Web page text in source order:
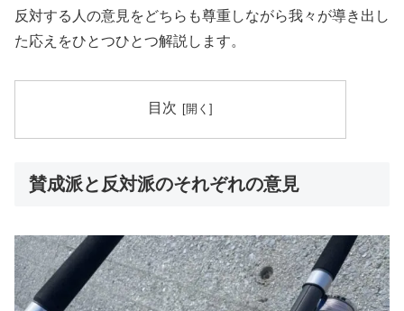
反対する人の意見をどちらも尊重しながら我々が導き出し
た応えをひとつひとつ解説します。
目次
賛成派と反対派のそれぞれの意見